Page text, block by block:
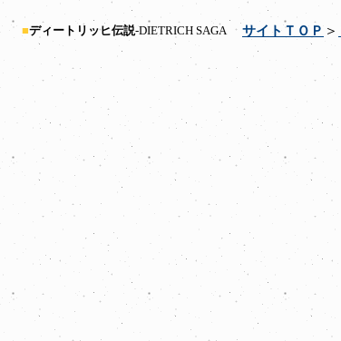
■ディートリッヒ伝説-DIETRICH SAGA サイトＴＯＰ ＞